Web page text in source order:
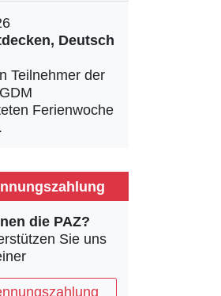
Deutsch
Teilnehmer der
Ferienwoche
die PAZ?
Sie uns